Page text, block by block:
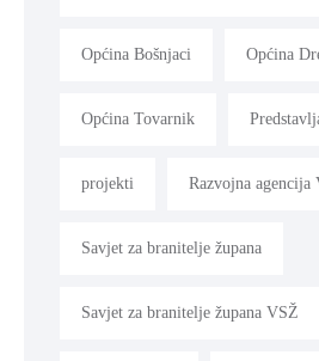
Općina Bošnjaci Općina
Općina Tovarnik
projekti Razvojna agencija
Savjet za branitelje župana
Savjet za branitelje župana VSŽ